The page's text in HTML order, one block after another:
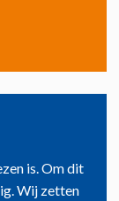
is. Om dit
Wij zetten